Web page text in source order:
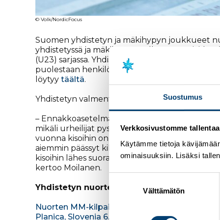
Suostumus
Verkkosivustomme
Käytämme tietoja
ominaisuuksiin. Lisäksi
valinta
Välttämätön
© Volk/NordicFocus
Suomen yhdistetyn ja mäkihypyn joukkueet
yhdistetyssä ja mäkihypyssä alle 20-vuotiaiden
(U23) sarjassa. Yhdistetyn kilpailuohjelmassa
puolestaan henkilökohtaiset kilpailut,
löytyy täältä.
Yhdistetyn valmentaja Lasse Moilanenkertoo
– Ennakkoasetelmat ovat meillä varsin hyvät.
mikäli urheilijat pystyvät suoriutumaan omalla
vuonna kisoihin on tullut hyvänä lisänä, että
aiemmin päässyt kilpailemaan ja
kisoihin lähes suoraan nuorten
kertoo Moilanen.
Yhdistetyn nuorten MM-joukkue
Nuorten MM-kilpailut
Planica, Slovenia 6.-11.2.2024 (yhdistetty)